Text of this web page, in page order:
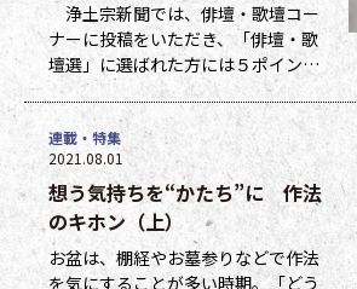
浄土宗新聞では、俳壇・歌壇コー
ナーに投稿をいただき、「俳壇・歌
壇選」に選ばれた方には５ポイン
ト、他掲載になった方には１ポイン
トを贈呈しています。ポイントは貯
まった数に応じて、浄土宗新聞オリ
ジナルグッズなどの景品と交換でき
ます（交換・発送は下記一覧表通知
のタイミングになります）。 ポイ
ント保有者の方には、半年に一度、
ポイント数とともに記念品一覧表を
想う気持ちを“かたち”に 作法
のキホン（上）
お盆は、棚経やお墓参りなどで作法
を気にすることが多い時期。「どう
連載・特集
2021.08.01